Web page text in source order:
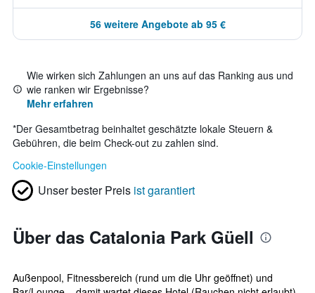
56 weitere Angebote ab 95 €
Wie wirken sich Zahlungen an uns auf das Ranking aus und
wie ranken wir Ergebnisse?
Mehr erfahren
*Der Gesamtbetrag beinhaltet geschätzte lokale Steuern &
Gebühren, die beim Check-out zu zahlen sind.
Cookie-Einstellungen
Unser bester Preis ist garantiert
Über das Catalonia Park Güell
Außenpool, Fitnessbereich (rund um die Uhr geöffnet) und